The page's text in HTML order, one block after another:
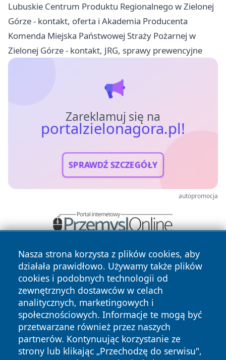
Lubuskie Centrum Produktu Regionalnego w Zielonej
Górze - kontakt, oferta i Akademia Producenta
Komenda Miejska Państwowej Straży Pożarnej w
Zielonej Górze - kontakt, JRG, sprawy prewencyjne
Zareklamuj się na
portalzielonagora.pl!
SPRAWDŹ SZCZEGÓŁY
autopromocja
Nasza strona korzysta z plików cookies, aby
działała prawidłowo. Używamy także plików
cookies i podobnych technologii od
zewnętrznych dostawców w celach
analitycznych, marketingowych i
społecznościowych. Informacje te mogą być
przetwarzane również przez naszych
partnerów. Kontynuując korzystanie ze
strony lub klikając „Przechodzę do serwisu",
Copyright © 2026 portalzielonagora.pl Wszystkie prawa
zastrzeżone.